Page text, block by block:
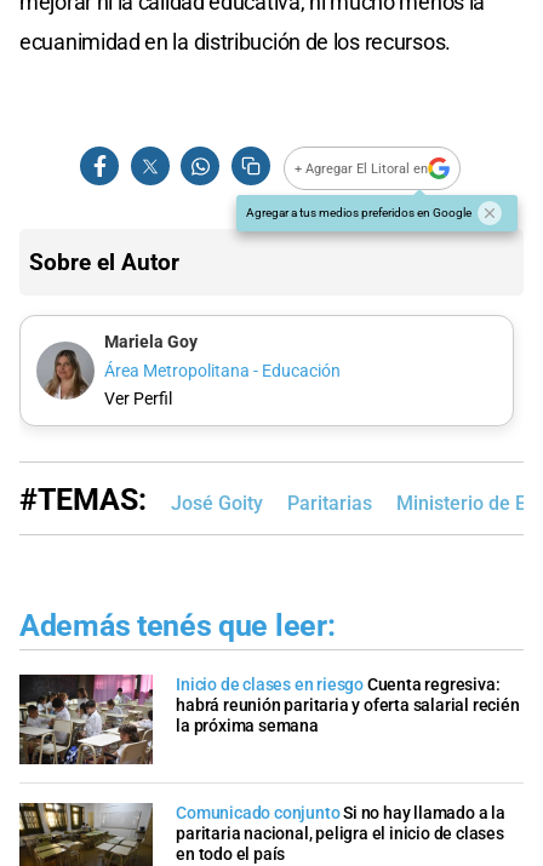
ecuanimidad en la distribución de los recursos.
+ Agregar El Litoral en
Agregar a tus medios preferidos en Google
Sobre el Autor
Mariela Goy
Área Metropolitana - Educación
Ver Perfil
#TEMAS: José Goity Paritarias Ministerio de
Además tenés que leer:
Inicio de clases en riesgoCuenta regresiva:
habrá reunión paritaria y oferta salarial recién
la próxima semana
Comunicado conjuntoSi no hay llamado a la
paritaria nacional, peligra el inicio de clases
en todo el país